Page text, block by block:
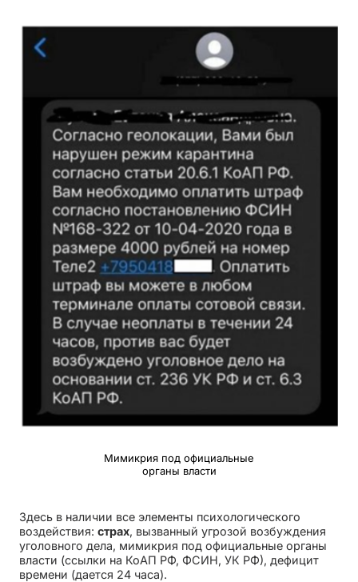
Мимикрия под официальные
органы власти
Здесь в наличии все элементы психологического
воздействия:страх, вызванный угрозой возбуждения
уголовного дела, мимикрия под официальные органы
власти (ссылки на КоАП РФ, ФСИН, УК РФ), дефицит
времени (дается 24 часа).